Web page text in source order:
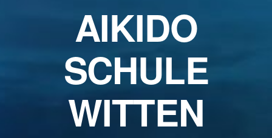
AIKIDO
SCHULE
WITTEN